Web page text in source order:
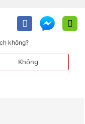
không?
Không